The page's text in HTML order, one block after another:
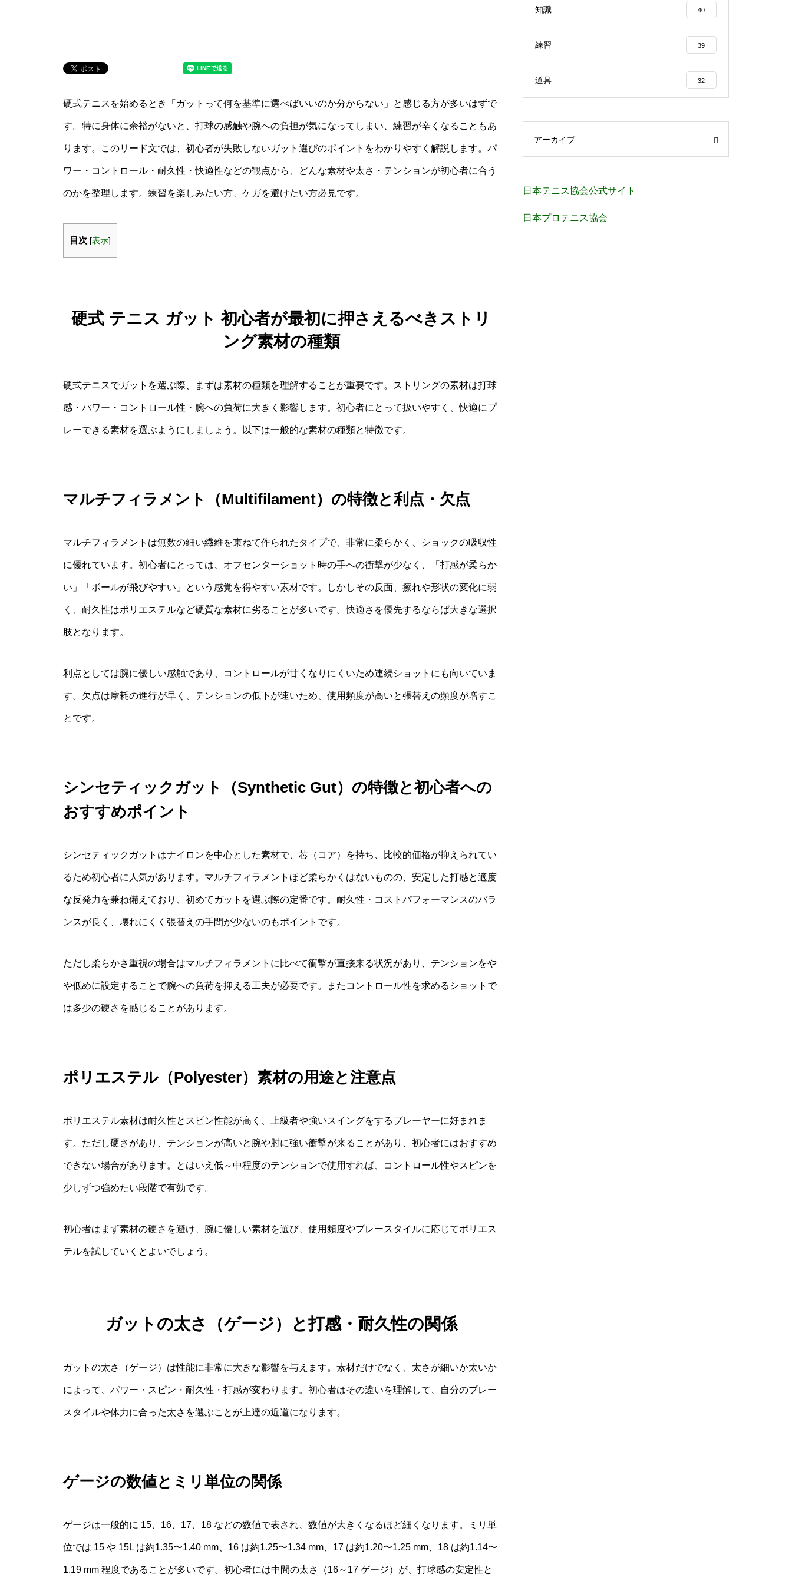
硬式テニスを始めるとき「ガットって何を基準に選べばいいのか分からない」と感じる方が多いはずで
す。特に身体に余裕がないと、打球の感触や腕への負担が気になってしまい、練習が辛くなることもあ
ります。このリード文では、初心者が失敗しないガット選びのポイントをわかりやすく解説します。パ
ワー・コントロール・耐久性・快適性などの観点から、どんな素材や太さ・テンションが初心者に合う
のかを整理します。練習を楽しみたい方、ケガを避けたい方必見です。
目次 [表示]
硬式 テニス ガット 初心者が最初に押さえるべきストリ
ング素材の種類
硬式テニスでガットを選ぶ際、まずは素材の種類を理解することが重要です。ストリングの素材は打球
感・パワー・コントロール性・腕への負荷に大きく影響します。初心者にとって扱いやすく、快適にプ
レーできる素材を選ぶようにしましょう。以下は一般的な素材の種類と特徴です。
マルチフィラメント（Multifilament）の特徴と利点・欠点
マルチフィラメントは無数の細い繊維を束ねて作られたタイプで、非常に柔らかく、ショックの吸収性
に優れています。初心者にとっては、オフセンターショット時の手への衝撃が少なく、「打感が柔らか
い」「ボールが飛びやすい」という感覚を得やすい素材です。しかしその反面、擦れや形状の変化に弱
く、耐久性はポリエステルなど硬質な素材に劣ることが多いです。快適さを優先するならば大きな選択
肢となります。
利点としては腕に優しい感触であり、コントロールが甘くなりにくいため連続ショットにも向いていま
す。欠点は摩耗の進行が早く、テンションの低下が速いため、使用頻度が高いと張替えの頻度が増すこ
とです。
シンセティックガット（Synthetic Gut）の特徴と初心者への
おすすめポイント
シンセティックガットはナイロンを中心とした素材で、芯（コア）を持ち、比較的価格が抑えられてい
るため初心者に人気があります。マルチフィラメントほど柔らかくはないものの、安定した打感と適度
な反発力を兼ね備えており、初めてガットを選ぶ際の定番です。耐久性・コストパフォーマンスのバラ
ンスが良く、壊れにくく張替えの手間が少ないのもポイントです。
ただし柔らかさ重視の場合はマルチフィラメントに比べて衝撃が直接来る状況があり、テンションをや
や低めに設定することで腕への負荷を抑える工夫が必要です。またコントロール性を求めるショットで
は多少の硬さを感じることがあります。
ポリエステル（Polyester）素材の用途と注意点
ポリエステル素材は耐久性とスピン性能が高く、上級者や強いスイングをするプレーヤーに好まれま
す。ただし硬さがあり、テンションが高いと腕や肘に強い衝撃が来ることがあり、初心者にはおすすめ
できない場合があります。とはいえ低～中程度のテンションで使用すれば、コントロール性やスピンを
少しずつ強めたい段階で有効です。
初心者はまず素材の硬さを避け、腕に優しい素材を選び、使用頻度やプレースタイルに応じてポリエス
テルを試していくとよいでしょう。
ガットの太さ（ゲージ）と打感・耐久性の関係
ガットの太さ（ゲージ）は性能に非常に大きな影響を与えます。素材だけでなく、太さが細いか太いか
によって、パワー・スピン・耐久性・打感が変わります。初心者はその違いを理解して、自分のプレー
スタイルや体力に合った太さを選ぶことが上達の近道になります。
ゲージの数値とミリ単位の関係
ゲージは一般的に 15、16、17、18 などの数値で表され、数値が大きくなるほど細くなります。ミリ単
位では 15 や 15L は約1.35〜1.40 mm、16 は約1.25〜1.34 mm、17 は約1.20〜1.25 mm、18 は約1.14〜
1.19 mm 程度であることが多いです。初心者には中間の太さ（16～17 ゲージ）が、打球感の安定性と
知識 40
練習 39
道具 32
アーカイブ
日本テニス協会公式サイト
日本プロテニス協会